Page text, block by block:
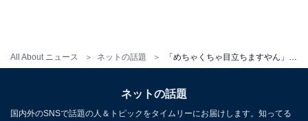
All About ニュース ネットの話題
ネットの話題
国内外のSNSで話題の人＆トピックをタイムリーにお届けします。知ってる